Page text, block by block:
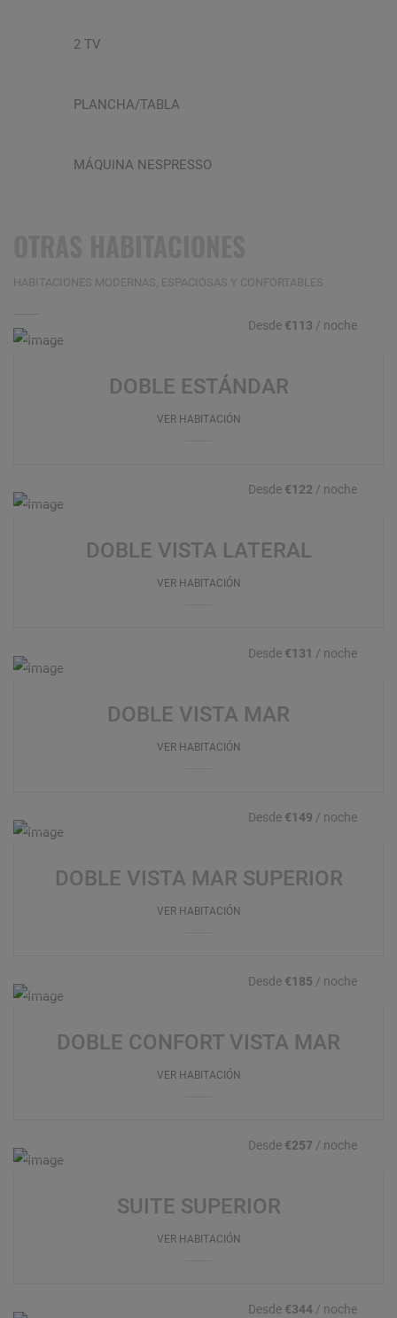
2 TV
PLANCHA/TABLA
MÁQUINA NESPRESSO
HABITACIONES MODERNAS, ESPACIOSAS Y CONFORTABLES
Desde €113 / noche
DOBLE ESTÁNDAR
VER HABITACIÓN
Desde €122 / noche
DOBLE VISTA LATERAL
VER HABITACIÓN
Desde €131 / noche
DOBLE VISTA MAR
VER HABITACIÓN
Desde €149 / noche
DOBLE VISTA MAR SUPERIOR
VER HABITACIÓN
Desde €185 / noche
DOBLE CONFORT VISTA MAR
VER HABITACIÓN
Desde €257 / noche
SUITE SUPERIOR
VER HABITACIÓN
Desde €344 / noche